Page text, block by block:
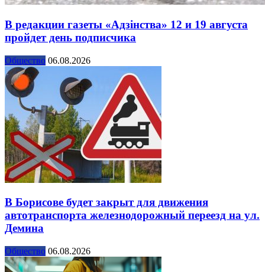
В редакции газеты «Адзінства» 12 и 19 августа
пройдет день подписчика
Общество 06.08.2026
В Борисове будет закрыт для движения
автотранспорта железнодорожный переезд на ул.
Демина
Общество 06.08.2026